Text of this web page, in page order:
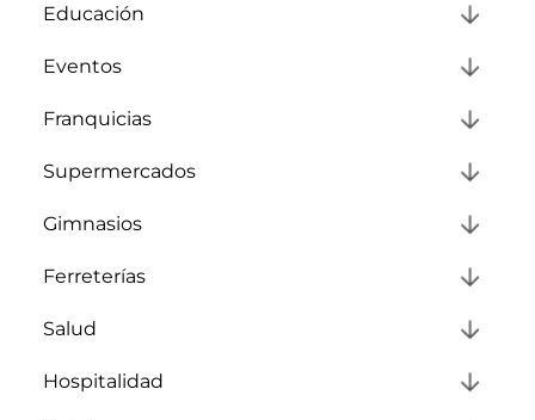
Educación
Eventos
Franquicias
Supermercados
Gimnasios
Ferreterías
Salud
Hospitalidad